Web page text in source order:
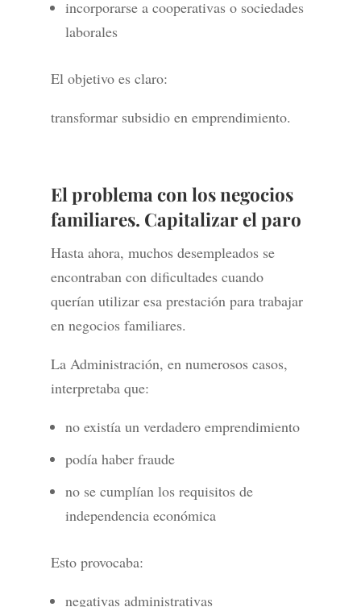
incorporarse a cooperativas o sociedades
laborales
El objetivo es claro:
transformar subsidio en emprendimiento.
El problema con los negocios
familiares. Capitalizar el paro
Hasta ahora, muchos desempleados se
encontraban con dificultades cuando
querían utilizar esa prestación para trabajar
en negocios familiares.
La Administración, en numerosos casos,
interpretaba que:
no existía un verdadero emprendimiento
podía haber fraude
no se cumplían los requisitos de
independencia económica
Esto provocaba:
negativas administrativas